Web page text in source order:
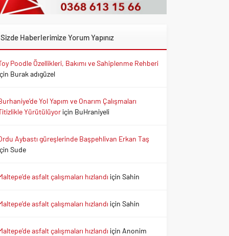
Sizde Haberlerimize Yorum Yapınız
Poodle Özellikleri, Bakımı ve Sahiplenme Rehberi
Burak adıgüzel
Yol Yapım ve Onarım Çalışmaları
Yürütülüyoriçin BuHraniyeli
Aybastı güreşlerinde Başpehlivan Erkan Taş
Sude
asfalt çalışmaları hızlandı içinSahin
asfalt çalışmaları hızlandı içinSahin
asfalt çalışmaları hızlandı için Anonim